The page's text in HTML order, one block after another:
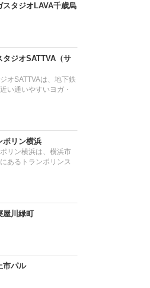
スタジオLAVA千歳烏
タジオSATTVA（サ
オSATTVAは、地下鉄
い通いやすいヨガ・
ポリン横浜
リン横浜は、横浜市
あるトランポリンス
屋川緑町
市パル